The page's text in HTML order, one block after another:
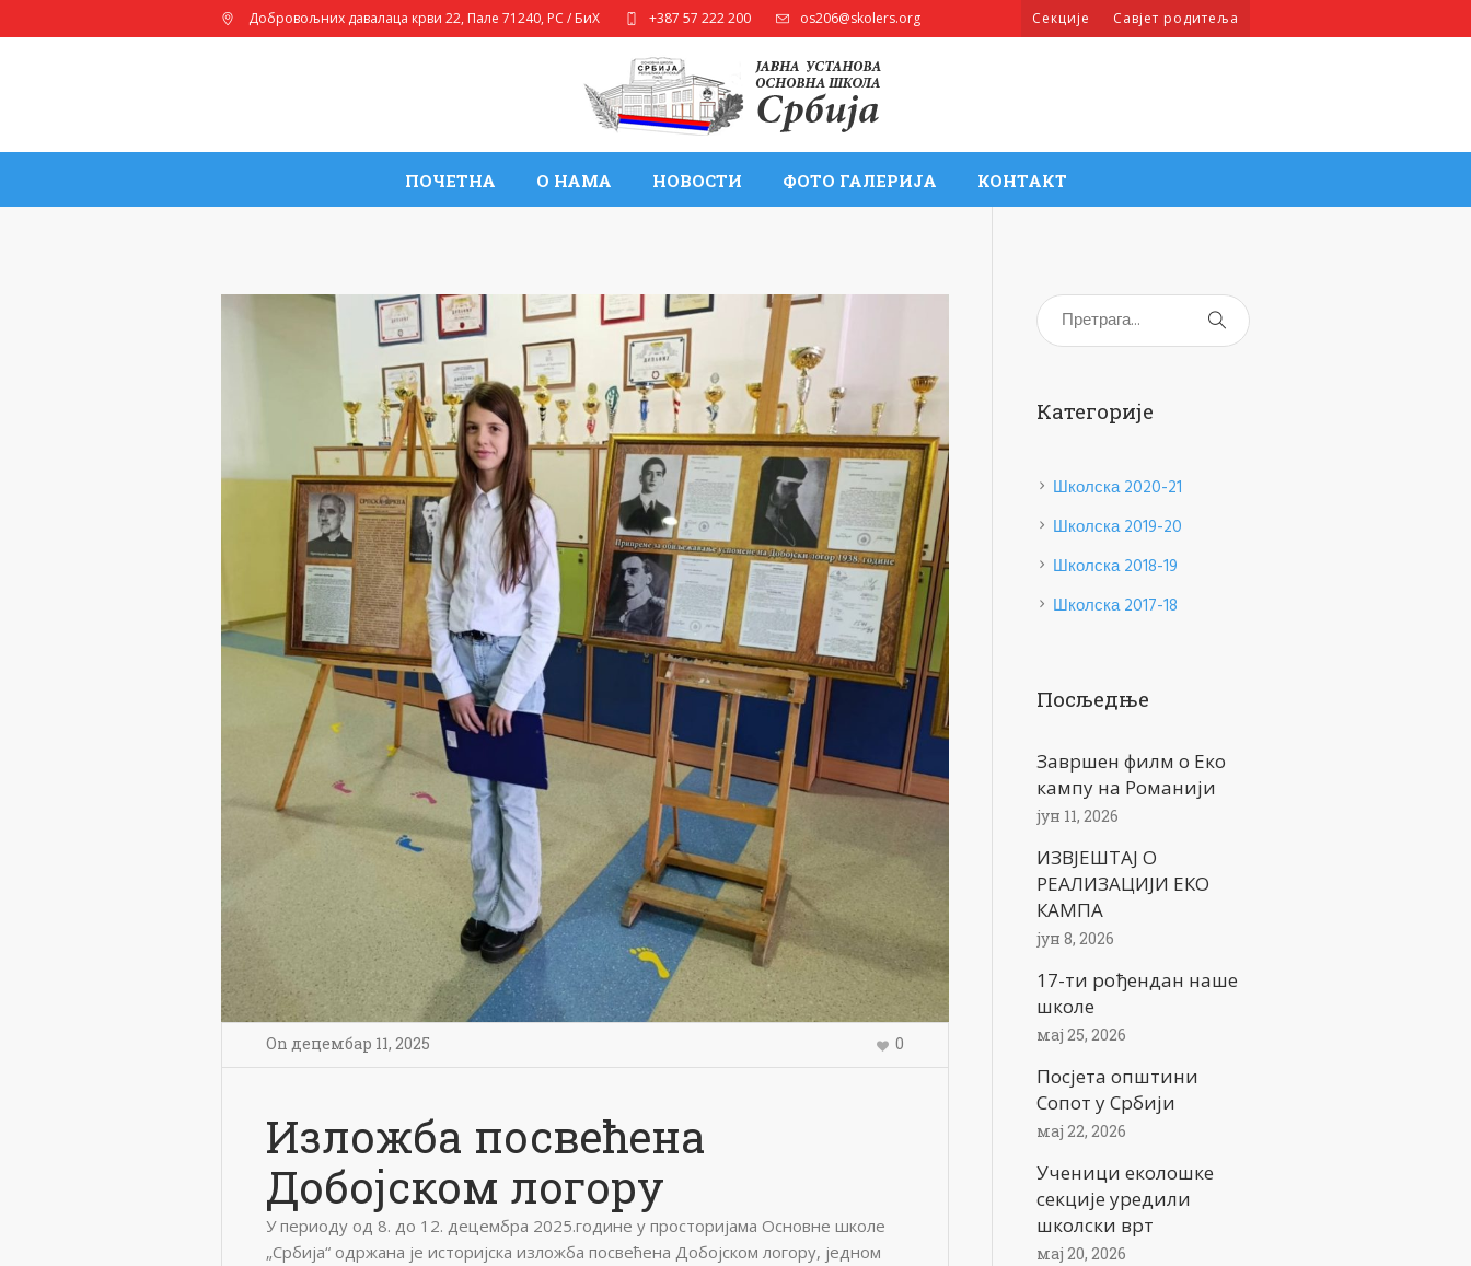
Секције Савјет родитеља
Добровољних давалаца крви 22, Пале 71240, РС / БиХ +387 57 222 200 os206@skolers.org
ПОЧЕТНА О НАМА НОВОСТИ ФОТО ГАЛЕРИЈА КОНТАКТ
On децембар 11, 2025 0
Изложба посвећена
Добојском логору
У периоду од 8. до 12. децембра 2025.године у просторијама Основне школе
„Србија“ одржана је историјска изложба посвећена Добојском логору, једном
Категорије
Школска 2020-21
Школска 2019-20
Школска 2018-19
Школска 2017-18
Посљедње
Завршен филм о Еко
кампу на Романији
јун 11, 2026
ИЗВЈЕШТАЈ О
РЕАЛИЗАЦИЈИ ЕКО
КАМПА
јун 8, 2026
17-ти рођендан наше
школе
мај 25, 2026
Посјета општини
Сопот у Србији
мај 22, 2026
Ученици еколошке
секције уредили
школски врт
мај 20, 2026